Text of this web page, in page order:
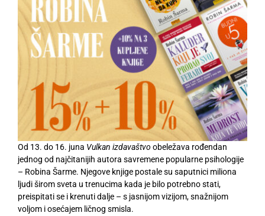
Od 13. do 16. juna Vulkan izdavaštvo obeležava rođendan
jednog od najčitanijih autora savremene popularne psihologije
– Robina Šarme. Njegove knjige postale su saputnici miliona
ljudi širom sveta u trenucima kada je bilo potrebno stati,
preispitati se i krenuti dalje – s jasnijom vizijom, snažnijom
voljom i osećajem ličnog smisla.